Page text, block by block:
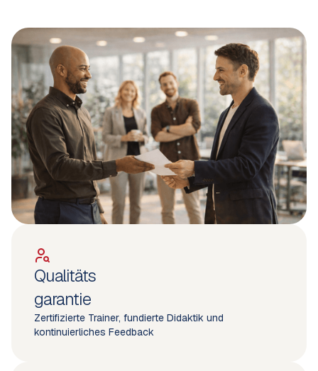
Qualitäts
garantie
Zertifizierte Trainer, fundierte Didaktik und
kontinuierliches Feedback